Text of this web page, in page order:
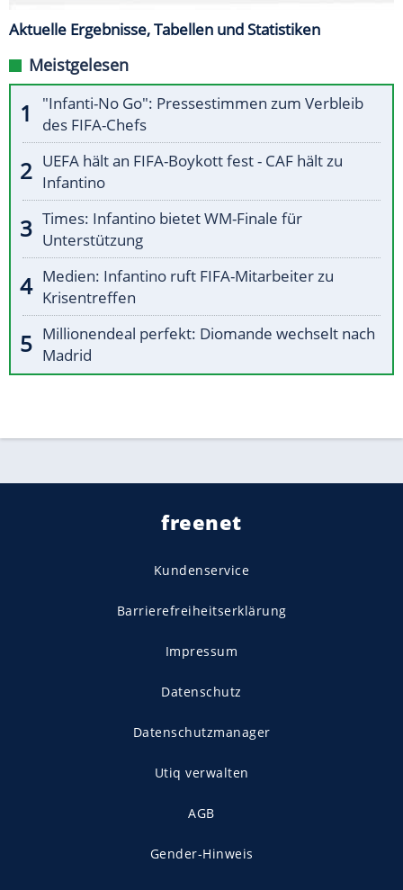
Aktuelle Ergebnisse, Tabellen und Statistiken
Meistgelesen
"Infanti-No Go": Pressestimmen zum Verbleib
des FIFA-Chefs
UEFA hält an FIFA-Boykott fest - CAF hält zu
Infantino
Times: Infantino bietet WM-Finale für
Unterstützung
Medien: Infantino ruft FIFA-Mitarbeiter zu
Krisentreffen
Millionendeal perfekt: Diomande wechselt nach
Madrid
freenet
Kundenservice
Barrierefreiheitserklärung
Impressum
Datenschutz
Datenschutzmanager
Utiq verwalten
AGB
Gender-Hinweis